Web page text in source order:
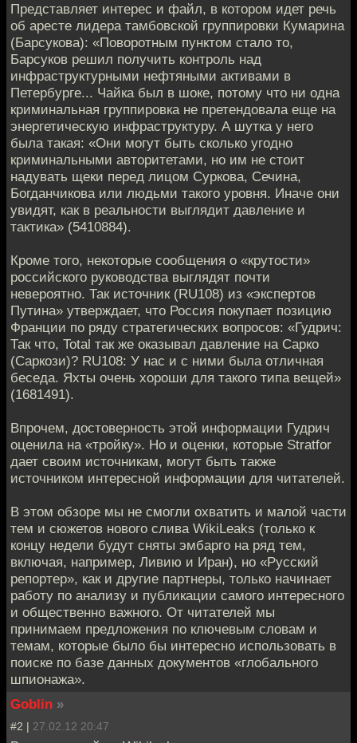
Представляет интерес и файл, в котором идет речь
об аресте лидера тамбовской группировки Кумарина
(Барсукова): «Поворотным пунктом стало то,
Барсуков решил получить контроль над
инфраструктурными нефтяными активами в
Петербурге... Чайка был в шоке, потому что ни одна
криминальная группировка не претендовала еще на
энергетическую инфраструктуру. А шутка у него
была такая: «Они могут быть сколько угодно
криминальными авторитетами, но им не стоит
надувать щеки перед лицом Суркова, Сечина,
Богданчикова или людьми такого уровня. Иначе они
увидят, как в реальности выглядит давление и
тактика» (5410884).
Кроме того, некоторые сообщения о «крутости»
российского руководства выглядят почти
невероятно. Так источник (RU108) из «экспертов
Путина» утверждает, что Россия покупает позицию
Франции по ряду стратегических вопросов: «Гудрич:
Так что, Total так же оказывал давление на Сарко
(Саркози)? RU108: У нас и с ними была отличная
беседа. Яхты очень хороши для такого типа вещей»
(1681491).
Впрочем, достоверность этой информации Гудрич
оценила на «тройку». Но и оценки, которые Stratfor
дает своим источникам, могут быть также
источником интересной информации для читателей.
В этом обзоре мы не смогли охватить и малой части
тем и сюжетов нового слива WikiLeaks (только к
концу недели будут сняты эмбарго на ряд тем,
включая, например, Ливию и Иран), но «Русский
репортер», как и другие партнеры, только начинает
работу по анализу и публикации самого интересного
и общественно важного. От читателей мы
принимаем предложения по ключевым словам и
темам, которые было бы интересно использовать в
поиске по базе данных документов «глобального
шпионажа».
Goblin »
#2 | 27.02.12 20:47